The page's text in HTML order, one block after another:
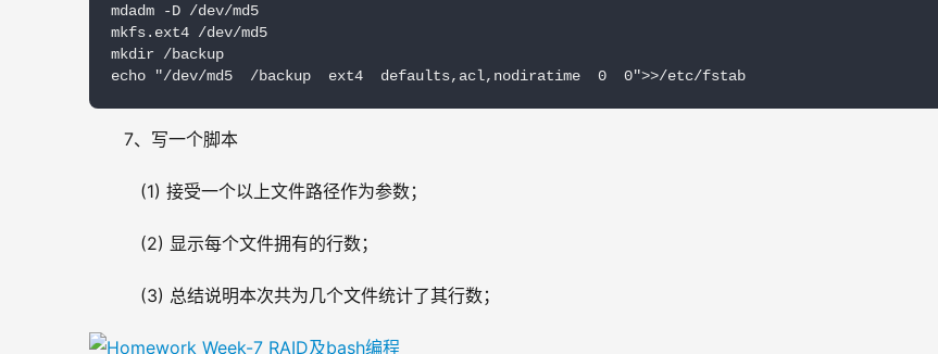
mdadm -D /dev/md5
mkfs.ext4 /dev/md5
mkdir /backup
echo "/dev/md5  /backup  ext4  defaults,acl,nodiratime  0  0">>/etc/fstab
7、写一个脚本
(1) 接受一个以上文件路径作为参数；
(2) 显示每个文件拥有的行数；
(3) 总结说明本次共为几个文件统计了其行数；